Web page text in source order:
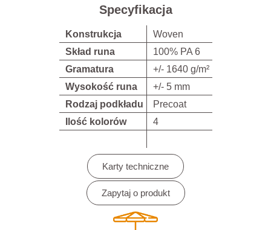
Specyfikacja
Konstrukcja
Woven
Skład runa
100% PA 6
Gramatura
+/- 1640 g/m²
Wysokość runa
+/- 5 mm
Rodzaj podkładu
Precoat
Ilość kolorów
4
Karty techniczne
Zapytaj o produkt